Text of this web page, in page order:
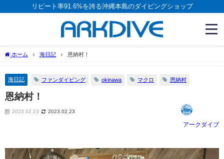
リピート率91.6%を誇る沖縄本島のダイビングショップ
ホーム 海日記 恩納村！
海日記 ファンダイビング okinawa マクロ 恩納村
恩納村！
2023.02.23 2023.02.23
アークダイブ